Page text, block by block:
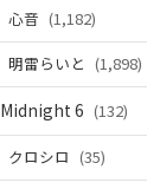
心音 (1,182)
明雷らいと (1,898)
Midnight 6 (132)
クロシロ (35)